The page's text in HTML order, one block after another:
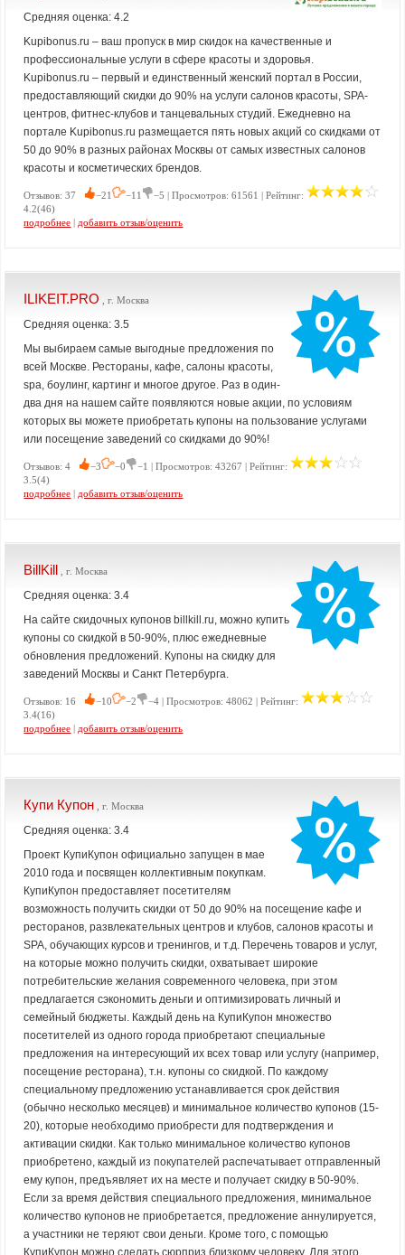
Средняя оценка: 4.2
Kupibonus.ru – ваш пропуск в мир скидок на качественные и
профессиональные услуги в сфере красоты и здоровья.
Kupibonus.ru – первый и единственный женский портал в России,
предоставляющий скидки до 90% на услуги салонов красоты, SPA-
центров, фитнес-клубов и танцевальных студий. Ежедневно на
портале Kupibonus.ru размещается пять новых акций со скидками от
50 до 90% в разных районах Москвы от самых известных салонов
красоты и косметических брендов.
Отзывов: 37 −21 −11
−5 | Просмотров: 61561 | Рейтинг:
4.2(46)
подробнее | добавить отзыв/оценить
ILIKEIT.PRO , г. Москва
Средняя оценка: 3.5
Мы выбираем самые выгодные предложения по
всей Москве. Рестораны, кафе, салоны красоты,
spa, боулинг, картинг и многое другое. Раз в один-
два дня на нашем сайте появляются новые акции, по условиям
которых вы можете приобретать купоны на пользование услугами
или посещение заведений со скидками до 90%!
Отзывов: 4 −3 −0
−1 | Просмотров: 43267 | Рейтинг:
3.5(4)
подробнее | добавить отзыв/оценить
BillKill , г. Москва
Средняя оценка: 3.4
На сайте скидочных купонов billkill.ru, можно купить
купоны со скидкой в 50-90%, плюс ежедневные
обновления предложений. Купоны на скидку для
заведений Москвы и Санкт Петербурга.
Отзывов: 16 −10 −2
−4 | Просмотров: 48062 | Рейтинг:
3.4(16)
подробнее | добавить отзыв/оценить
Купи Купон , г. Москва
Средняя оценка: 3.4
Проект КупиКупон официально запущен в мае
2010 года и посвящен коллективным покупкам.
КупиКупон предоставляет посетителям
возможность получить скидки от 50 до 90% на посещение кафе и
ресторанов, развлекательных центров и клубов, салонов красоты и
SPA, обучающих курсов и тренингов, и т.д. Перечень товаров и услуг,
на которые можно получить скидки, охватывает широкие
потребительские желания современного человека, при этом
предлагается сэкономить деньги и оптимизировать личный и
семейный бюджеты. Каждый день на КупиКупон множество
посетителей из одного города приобретают специальные
предложения на интересующий их всех товар или услугу (например,
посещение ресторана), т.н. купоны со скидкой. По каждому
специальному предложению устанавливается срок действия
(обычно несколько месяцев) и минимальное количество купонов (15-
20), которые необходимо приобрести для подтверждения и
активации скидки. Как только минимальное количество купонов
приобретено, каждый из покупателей распечатывает отправленный
ему купон, предъявляет их на месте и получает скидку в 50-90%.
Если за время действия специального предложения, минимальное
количество купонов не приобретается, предложение аннулируется,
а участники не теряют свои деньги. Кроме того, с помощью
КупиКупон можно сделать сюрприз близкому человеку. Для этого